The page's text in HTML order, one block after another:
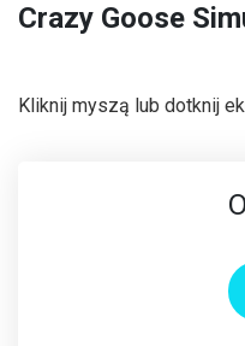
Crazy Goose
Kliknij myszą lub dotknij